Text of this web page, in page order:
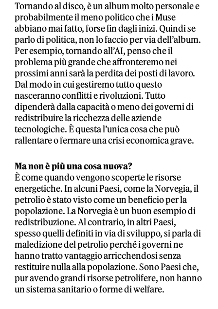
Tornando al disco, è un album molto personale e
probabilmente il meno politico che i Muse
abbiano mai fatto, forse fin dagli inizi. Quindi se
parlo di politica, non lo faccio per via dell’album.
Per esempio, tornando all’AI, penso che il
problema più grande che affronteremo nei
prossimi anni sarà la perdita dei posti di lavoro.
Dal modo in cui gestiremo tutto questo
nasceranno conflitti e rivoluzioni. Tutto
dipenderà dalla capacità o meno dei governi di
redistribuire la ricchezza delle aziende
tecnologiche. È questa l’unica cosa che può
rallentare o fermare una crisi economica grave.
Ma non è più una cosa nuova?
È come quando vengono scoperte le risorse
energetiche. In alcuni Paesi, come la Norvegia, il
petrolio è stato visto come un beneficio per la
popolazione. La Norvegia è un buon esempio di
redistribuzione. Al contrario, in altri Paesi,
spesso quelli definiti in via di sviluppo, si parla di
maledizione del petrolio perché i governi ne
hanno tratto vantaggio arricchendosi senza
restituire nulla alla popolazione. Sono Paesi che,
pur avendo grandi risorse petrolifere, non hanno
un sistema sanitario o forme di welfare.